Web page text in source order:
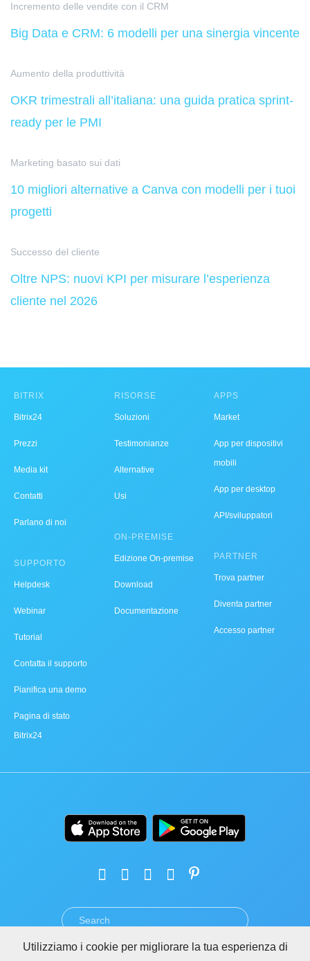
Incremento delle vendite con il CRM
Big Data e CRM: 6 modelli per una sinergia vincente
Aumento della produttività
OKR trimestrali all’italiana: una guida pratica sprint-
ready per le PMI
Marketing basato sui dati
10 migliori alternative a Canva con modelli per i tuoi
progetti
Successo del cliente
Oltre NPS: nuovi KPI per misurare l’esperienza
cliente nel 2026
BITRIX
Bitrix24
Prezzi
Media kit
Contatti
Parlano di noi
SUPPORTO
Helpdesk
Webinar
Tutorial
Contatta il supporto
Pianifica una demo
Pagina di stato
Bitrix24
RISORSE
Soluzioni
Testimonianze
Alternative
Usi
ON-PREMISE
Edizione On-premise
Download
Documentazione
APPS
Market
App per dispositivi
mobili
App per desktop
API/sviluppatori
PARTNER
Trova partner
Diventa partner
Accesso partner
PRIVACY GDPR ABUSO
Utilizziamo i cookie per migliorare la tua esperienza di